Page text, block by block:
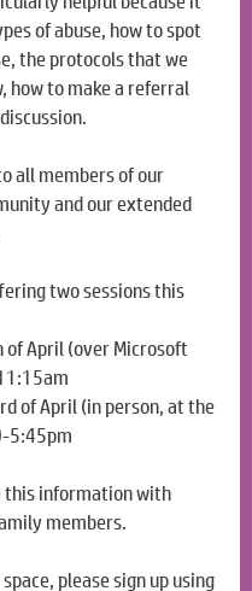
of abuse, how to spot
the protocols that we
how to make a referral
all members of our
and our extended
two sessions this
April (over Microsoft
of April (in person, at the
5:45pm
this information with
members.
please sign up using